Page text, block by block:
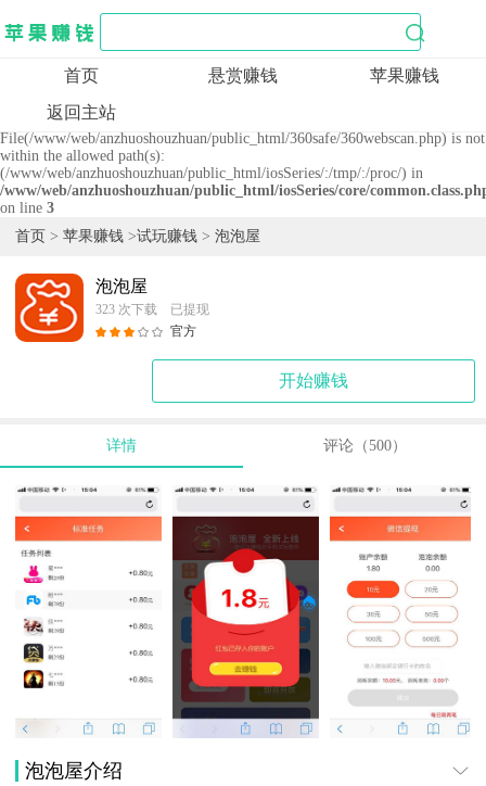
Warning: is_file(): open_basedir restriction in effect.
File(/www/web/anzhuoshouzhuan/public_html/360safe/360webscan.php) is not
within the allowed path(s):
(/www/web/anzhuoshouzhuan/public_html/iosSeries/:/tmp/:/proc/) in
/www/web/anzhuoshouzhuan/public_html/iosSeries/core/
on line 3
首页 悬赏赚钱
苹果赚钱
返回主站
首页 > 苹果赚钱 >试玩赚钱 > 泡泡屋
泡泡屋
323 次下载 已提现
官方
开始赚钱
详情 评论（500）
泡泡屋介绍